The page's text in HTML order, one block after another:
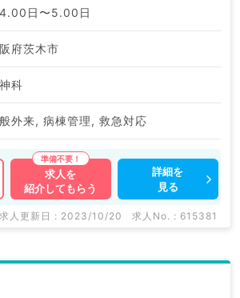
日〜5.00日
府茨木市
科
外来, 病棟管理, 救急対応
求人を
紹介してもらう
詳細を
見る
求人更新日 : 2023/10/20 求人No. : 615381